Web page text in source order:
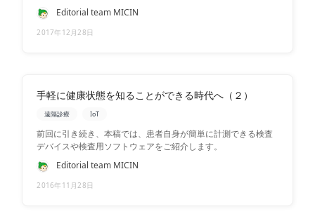
Editorial team MICIN
2017年12月28日
手軽に健康状態を知ることができる時代へ（２）
遠隔診療 IoT
前回に引き続き、本稿では、患者自身が簡単に計測できる検査
デバイスや検査用ソフトウェアをご紹介します。
Editorial team MICIN
2016年11月28日